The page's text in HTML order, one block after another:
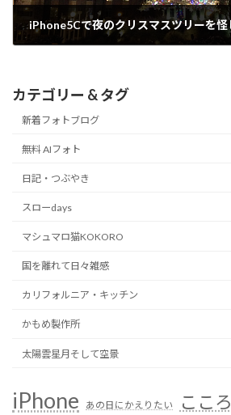
カテゴリー & タグ
新着フォトブログ
無料 AIフォト
日記・つぶやき
スローdays
マシュマロ猫KOKORO
国を離れて日々雑感
カリフォルニア・キッチン
かもめ製作所
太陽雲星月そして空景
iPhone あの日にかえりたい こころ